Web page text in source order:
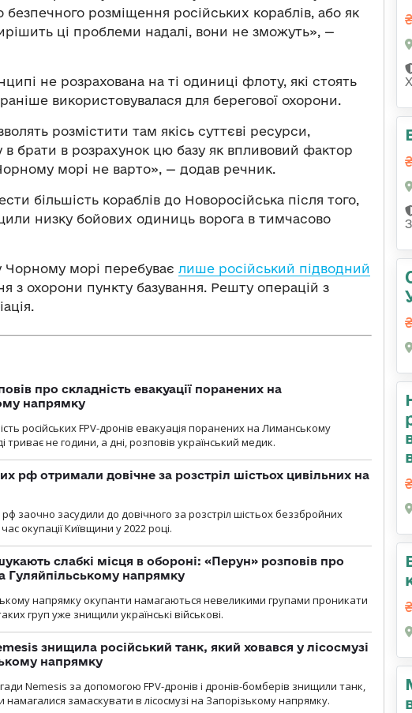
розміщення російських кораблів, або як
ці проблеми надалі, вони не зможуть», —
не розрахована на ті одиниці флоту, які стоять
використовувалася для берегової охорони.
розмістити там якісь суттєві ресурси,
в брати в розрахунок цю базу як впливовий фактор
морі не варто», — додав речник.
більшість кораблів до Новоросійська після того,
низку бойових одиниць ворога в тимчасово
Чорному морі перебуває лише російський підводний
з охорони пункту базування. Решту операцій з
про складність евакуації поранених на
напрямку
російських FPV-дронів евакуація поранених на Лиманському
триває не години, а дні, розповів український медик.
рф отримали довічне за розстріл шістьох цивільних на
рф заочно засудили до довічного за розстріл шістьох беззбройних
окупації Київщини у 2022 році.
слабкі місця в обороні: «Перун» розповів про
Гуляйпільському напрямку
напрямку окупанти намагаються невеликими групами проникати
груп уже знищили українські військові.
знищила російський танк, який ховався у лісосмузі
напрямку
Nemesis за допомогою FPV-дронів і дронів-бомберів знищили танк,
намагалися замаскувати в лісосмузі на Запорізькому напрямку.